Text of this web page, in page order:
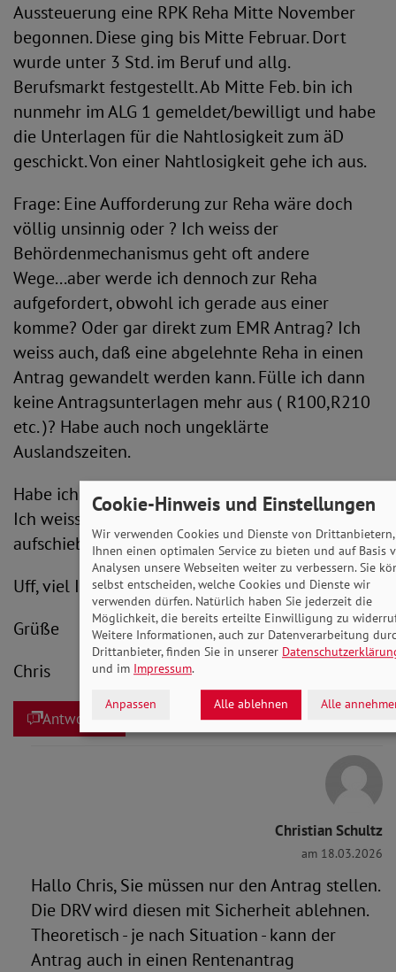
Aussteuerung eine RPK Reha Mitte November
begonnen. Diese ging bis Mitte Februar. Dort
wurde unter 3 Std. im Beruf und allg.
Berufsmarkt festgestellt. Ab Mitte Feb. bin ich
nunmehr im ALG 1 gemeldet/bewilligt und habe
die Unterlagen für die Nahtlosigkeit zum äD
geschickt. Von einer Nahtlosigkeit gehe ich aus.
Frage: Eine Aufforderung zur Reha wäre doch
völlig unsinnig oder ? Ich weiss der
Behördenmechanismus geht oft andere
Wege...aber werde ich dennoch zur Reha
aufgefordert, obwohl ich gerade aus einer
komme? Oder gar direkt zum EMR Antrag? Ich
weiss auch, daß eine abgelehnte Reha in einen
Antrag gewandelt werden kann. Fülle ich dann
keine Antragsunterlagen mehr aus ( R100,R210
etc. )? Habe auch noch ungeklärte
Auslandszeiten.
Habe ich hier die Möglichkeit zum Widerspruch ?
Ich weiss allerdings, daß dies nur einen
aufschiebenden "Vorteil" hätte.
Uff, viel Input. Danke für eine Beantwortung.
Grüße
Chris
Antworten
Christian Schultz
am 18.03.2026
Hallo Chris, Sie müssen nur den Antrag stellen.
Die DRV wird diesen mit Sicherheit ablehnen.
Theoretisch - je nach Situation - kann der
Antrag auch in einen Rentenantrag
Cookie-Hinweis und Einstellungen
Wir verwenden Cookies und Dienste von
Ihnen einen optimalen Service zu bieten und auf Basis
Analysen unsere Webseiten weiter zu verbessern. Sie
selbst entscheiden, welche Cookies und Dienste wir
verwenden dürfen. Natürlich haben Sie jederzeit die
Möglichkeit, die bereits erteilte Einwilligung zu
Weitere Informationen, auch zur Datenverarbeitung
Drittanbieter, finden Sie in unserer
und im Impressum.
Anpassen Alle ablehnen Alle